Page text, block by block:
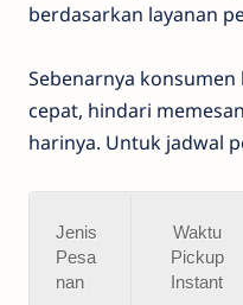
berdasarkan layanan
Sebenarnya
cepat, hindari
harinya. Untuk jadwal
Jenis
Pesa
nan
Waktu
Pickup
Instant